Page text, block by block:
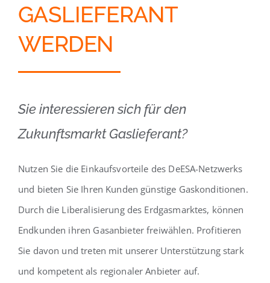
GASLIEFERANT
WERDEN
Sie interessieren sich für den
Zukunftsmarkt Gaslieferant?
Nutzen Sie die Einkaufsvorteile des DeESA-Netzwerks
und bieten Sie Ihren Kunden günstige Gaskonditionen.
Durch die Liberalisierung des Erdgasmarktes, können
Endkunden ihren Gasanbieter freiwählen. Profitieren
Sie davon und treten mit unserer Unterstützung stark
und kompetent als regionaler Anbieter auf.